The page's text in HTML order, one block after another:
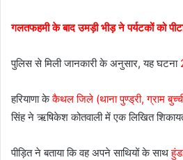
गलतफहमी के बाद उमड़ी भीड़ ने पर्यटकों को
पुलिस से मिली जानकारी के अनुसार, यह घटना
हरियाणा केकैथल जिले (थाना पुण्ड्री, ग्राम
सिंह ने ऋषिकेश कोतवाली में एक लिखित
पीड़ित ने बताया कि वह अपने साथियों के साथ